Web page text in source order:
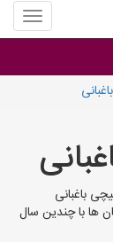
منوی
سایت
بذر
باغبانی
ها با چندین سال